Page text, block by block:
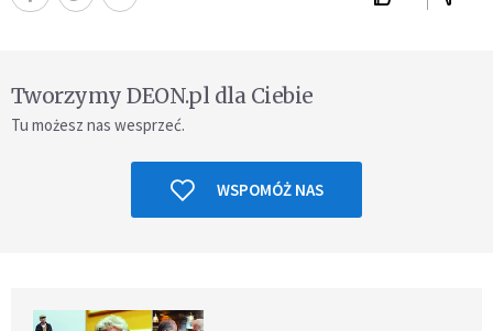
Tworzymy DEON.pl dla Ciebie
Tu możesz nas wesprzeć.
WSPOMÓŻ NAS